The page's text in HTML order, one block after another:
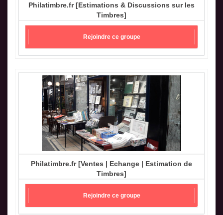
Philatimbre.fr [Estimations & Discussions sur les
Timbres]
Rejoindre ce groupe
Philatimbre.fr [Ventes | Echange | Estimation de
Timbres]
Rejoindre ce groupe